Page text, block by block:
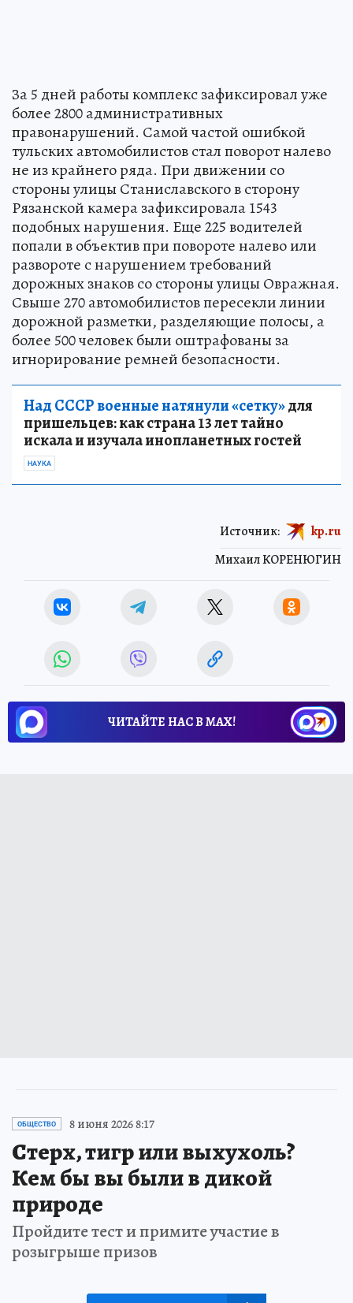
За 5 дней работы комплекс зафиксировал уже
более 2800 административных
правонарушений. Самой частой ошибкой
тульских автомобилистов стал поворот налево
не из крайнего ряда. При движении со
стороны улицы Станиславского в сторону
Рязанской камера зафиксировала 1543
подобных нарушения. Еще 225 водителей
попали в объектив при повороте налево или
развороте с нарушением требований
дорожных знаков со стороны улицы Овражная.
Свыше 270 автомобилистов пересекли линии
дорожной разметки, разделяющие полосы, а
более 500 человек были оштрафованы за
игнорирование ремней безопасности.
Над СССР военные натянули «сетку»для
пришельцев: как страна 13 лет тайно
искала и изучала инопланетных гостей
НАУКА
Михаил КОРЕНЮГИН
Источник: kp.ru
ЧИТАЙТЕ НАС В МАХ!
ОБЩЕСТВО 8 июня 2026 8:17
Стерх, тигр или выхухоль?
Кем бы вы были в дикой
природе
Пройдите тест и примите участие в
розыгрыше призов